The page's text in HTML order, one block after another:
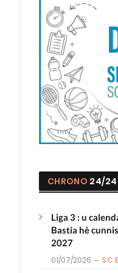
CHRONO 24/24
Liga 3 : u
Bastia hè
2027
01/07/2026 SC